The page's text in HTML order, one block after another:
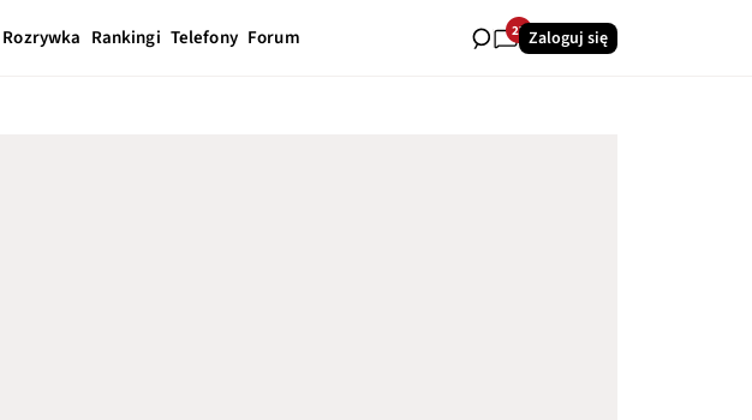
Rozrywka Rankingi Telefony Forum 27Zaloguj się